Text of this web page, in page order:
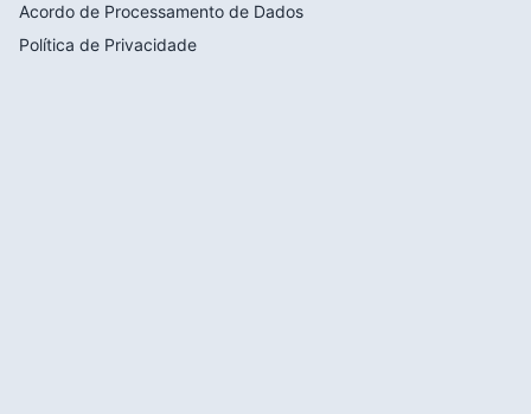
Acordo de Processamento de Dados
Política de Privacidade